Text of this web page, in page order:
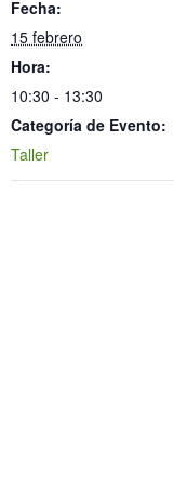
Fecha:
15 febrero
Hora:
10:30 - 13:30
Categoría de Evento:
Taller